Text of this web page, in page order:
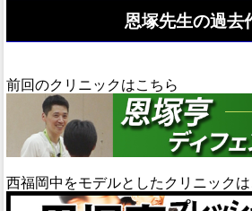
恩塚先生の過去
前回のクリニックはこちら
西福岡中をモデルとしたクリニックは